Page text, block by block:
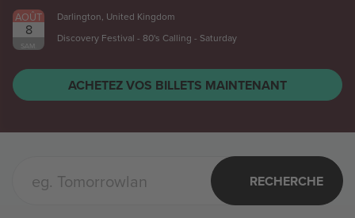
AOÛT
8
SAM.
Darlington, United Kingdom
Discovery Festival - 80's Calling - Saturday
ACHETEZ VOS BILLETS MAINTENANT
RECHERCHE